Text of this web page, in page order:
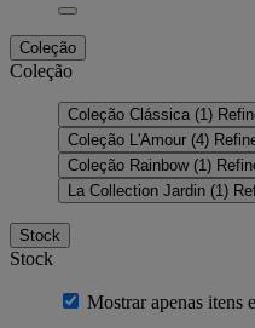
Coleção
Coleção
Coleção Clássica (1)
Coleção L'Amour (4)
Coleção Rainbow (1)
La Collection Jardin (1)
Stock
Stock
Mostrar apenas itens